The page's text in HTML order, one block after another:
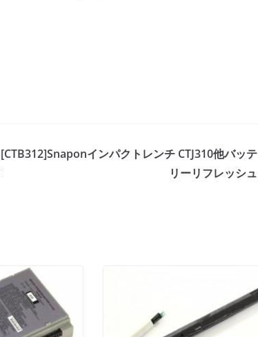
[CTB312]Snaponインパクトレンチ CTJ310他バッテ
リーリフレッシュ